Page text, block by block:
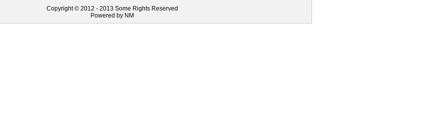
Copyright © 2012 - 2013 Some Rights Reserved
Powered by NM